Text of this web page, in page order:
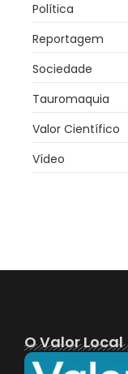
Política
Reportagem
Sociedade
Tauromaquia
Valor Científico
Vídeo
O Valor Local